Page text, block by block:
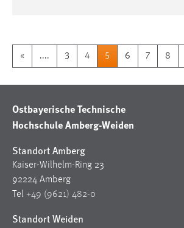
« .... 3 4 5 6 7 8
Ostbayerische Technische
Hochschule Amberg-Weiden
Standort Amberg
Kaiser-Wilhelm-Ring 23
92224 Amberg
Tel +49 (9621) 482-0
Standort Weiden